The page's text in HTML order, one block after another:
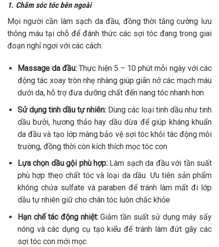
1. Chăm sóc tóc bên ngoài
Mọi người cần làm sạch da đầu, đồng thời tăng cường lưu
thông máu tại chỗ để đánh thức các sợi tóc đang trong giai
đoạn nghỉ ngơi với các cách:
Massage da đầu: Thực hiện 5 – 10 phút mỗi ngày với các
động tác xoay tròn nhẹ nhàng giúp giãn nở các mạch máu
dưới da, hỗ trợ đưa dưỡng chất đến nang tóc nhanh hơn
Sử dụng tinh dầu tự nhiên: Dùng các loại tinh dầu như tinh
dầu bưởi, hương thảo hay dầu dừa để giúp kháng khuẩn
da đầu và tạo lớp màng bảo vệ sợi tóc khỏi tác động môi
trường, đồng thời còn kích thích mọc tóc con
Lựa chọn dầu gội phù hợp:Làm sạch da đầu với tần suất
phù hợp theo chất tóc và loại da dầu. Ưu tiên sản phẩm
không chứa sulfate và paraben để tránh làm mất đi lớp
dầu tự nhiên giữ cho chân tóc luôn chắc khỏe
Hạn chế tác động nhiệt:Giảm tần suất sử dụng máy sấy
nóng và các dụng cụ tạo kiểu để tránh làm đứt gãy các
sợi tóc con mới mọc